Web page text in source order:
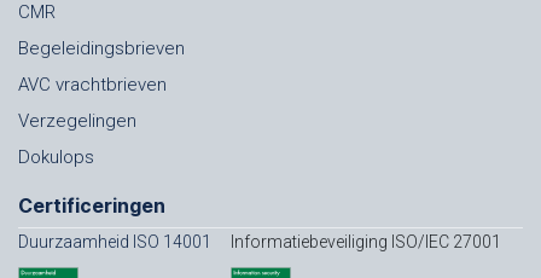
CMR
Begeleidingsbrieven
AVC vrachtbrieven
Verzegelingen
Dokulops
Certificeringen
Duurzaamheid ISO 14001 Informatiebeveiliging ISO/IEC 27001